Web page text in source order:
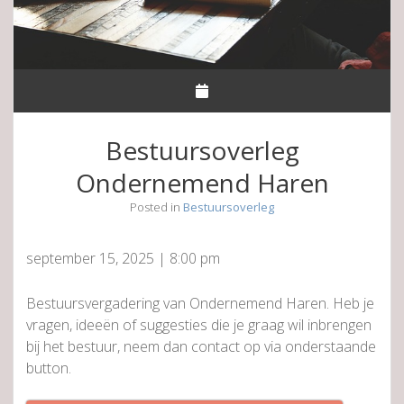
Bestuursoverleg
Ondernemend Haren
Posted in Bestuursoverleg
september 15, 2025 | 8:00 pm
Bestuursvergadering van Ondernemend Haren. Heb je
vragen, ideeën of suggesties die je graag wil inbrengen
bij het bestuur, neem dan contact op via onderstaande
button.